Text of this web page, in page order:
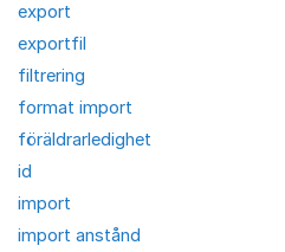
export
exportfil
filtrering
format import
föräldrarledighet
id
import
import anstånd